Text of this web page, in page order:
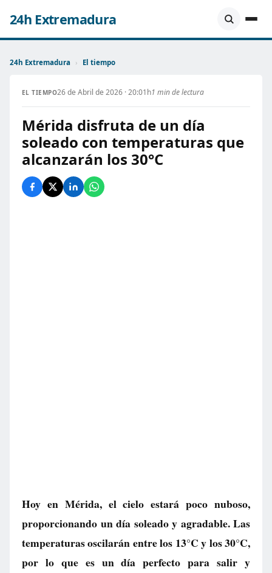
24h Extremadura
24h Extremadura › El tiempo
EL TIEMPO26 de Abril de 2026 · 20:01h1 min de lectura
Mérida disfruta de un día
soleado con temperaturas que
alcanzarán los 30°C
Hoy en Mérida, el cielo estará poco nuboso,
proporcionando un día soleado y agradable. Las
temperaturas oscilarán entre los 13°C y los 30°C,
por lo que es un día perfecto para salir y